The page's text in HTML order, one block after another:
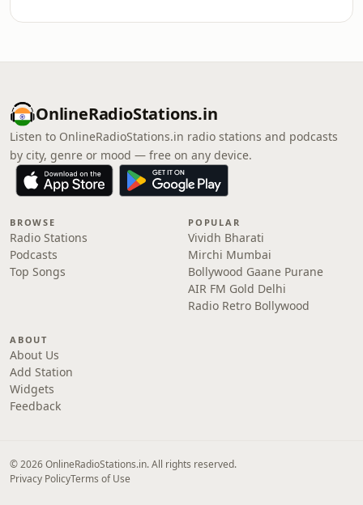
OnlineRadioStations.in
Listen to OnlineRadioStations.in radio stations and podcasts
by city, genre or mood — free on any device.
BROWSE
Radio Stations
Podcasts
Top Songs
POPULAR
Vividh Bharati
Mirchi Mumbai
Bollywood Gaane Purane
AIR FM Gold Delhi
Radio Retro Bollywood
ABOUT
About Us
Add Station
Widgets
Feedback
© 2026 OnlineRadioStations.in. All rights reserved.
Privacy PolicyTerms of Use